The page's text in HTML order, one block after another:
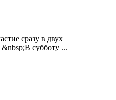
сразу в двух
субботу ...